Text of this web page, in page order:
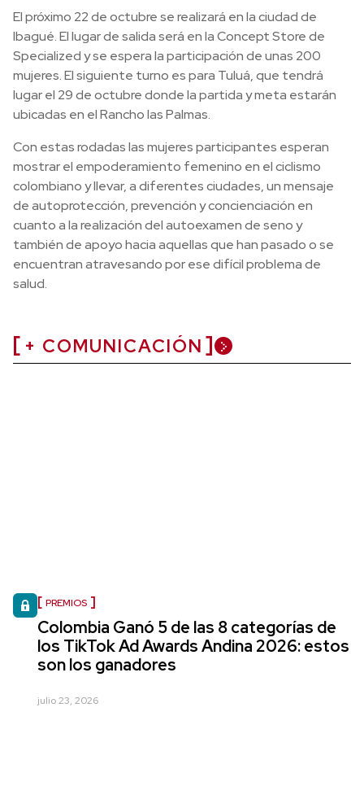
El próximo 22 de octubre se realizará en la ciudad de
Ibagué. El lugar de salida será en la Concept Store de
Specialized y se espera la participación de unas 200
mujeres. El siguiente turno es para Tuluá, que tendrá
lugar el 29 de octubre donde la partida y meta estarán
ubicadas en el Rancho las Palmas.
Con estas rodadas las mujeres participantes esperan
mostrar el empoderamiento femenino en el ciclismo
colombiano y llevar, a diferentes ciudades, un mensaje
de autoprotección, prevención y concienciación en
cuanto a la realización del autoexamen de seno y
también de apoyo hacia aquellas que han pasado o se
encuentran atravesando por ese difícil problema de
salud.
+ COMUNICACIÓN
PREMIOS
Colombia Ganó 5 de las 8 categorías de
los TikTok Ad Awards Andina 2026: estos
son los ganadores
julio 23, 2026